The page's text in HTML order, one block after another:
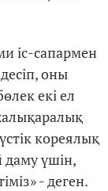
іс-сапармен
оны
екі ел
кореялық
даму үшін,
- деген.